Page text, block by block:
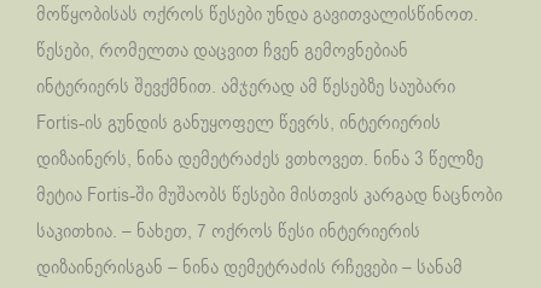
მოწყობისას ოქროს წესები უნდა გავითვალისწინოთ.
წესები, რომელთა დაცვით ჩვენ გემოვნებიან
ინტერიერს შევქმნით. ამჯერად ამ წესებზე საუბარი
Fortis-ის გუნდის განუყოფელ წევრს, ინტერიერის
დიზაინერს, ნინა დემეტრაძეს ვთხოვეთ. ნინა 3 წელზე
მეტია Fortis-ში მუშაობს წესები მისთვის კარგად ნაცნობი
საკითხია. – ნახეთ, 7 ოქროს წესი ინტერიერის
დიზაინერისგან – ნინა დემეტრაძის რჩევები – სანამ